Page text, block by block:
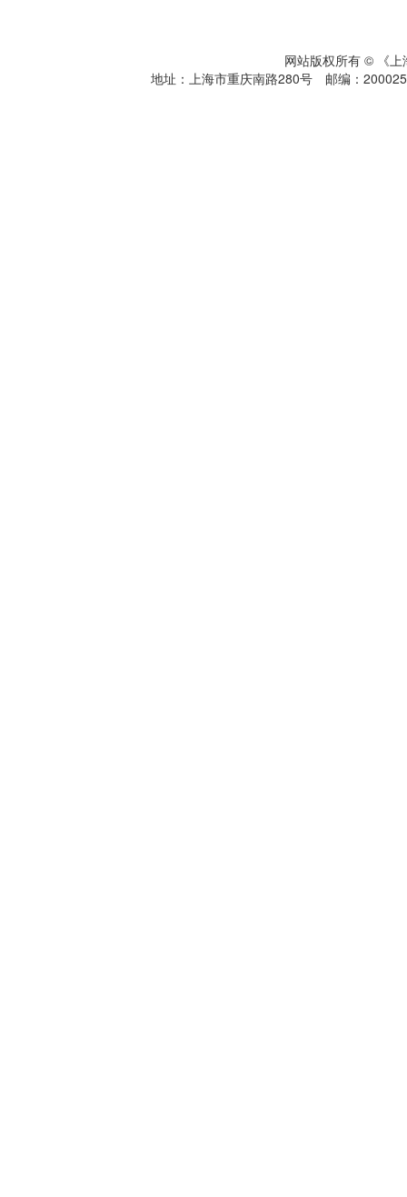
网站版权所有 © 《
地址：上海市重庆南路280号 邮编：